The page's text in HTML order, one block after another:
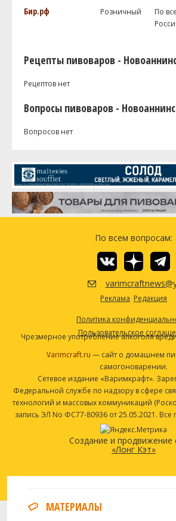
Бир.рф Розничный
По
Рецепты пивоваров -
Рецептов нет
Вопросы пивоваров -
Вопросов нет
По всем вопросам:
Реклама Редакция
Политика
Пользовательское
Чрезмерное употребление алкоголя
Varimcraft.ru — сайт о домашнем
самогоноварении.
Сетевое издание «Варимкрафт».
Федеральной службе по надзору в сфере
технологий и массовых коммуникаций
запись ЭЛ No ФС77-80936 от 25.05.2021.
Создание и продвижение
«Лонг Кэт»
МАТЕРИАЛЫ